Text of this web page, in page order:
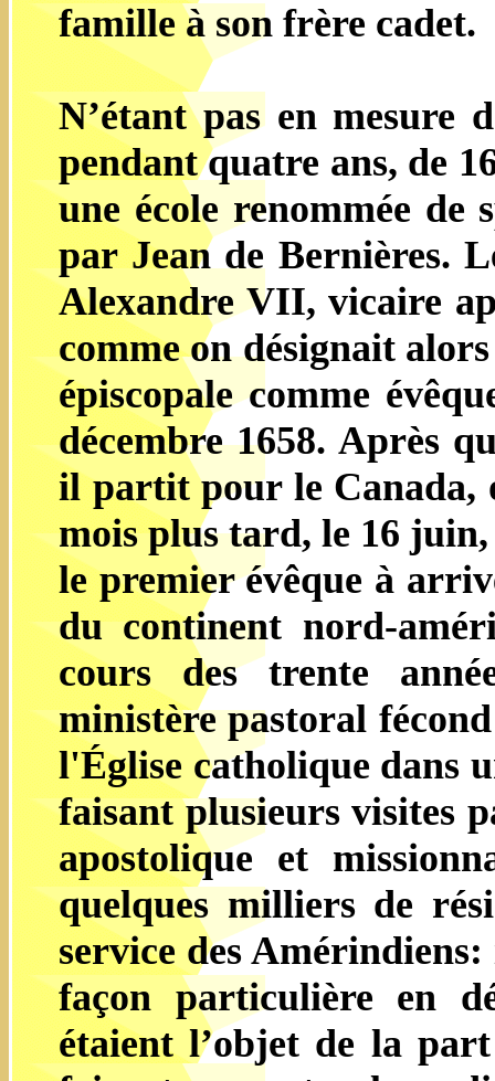
famille à son frère cadet.
N’étant pas en
pendant quatre ans, de
une école renommée
par Jean de Bernières.
Alexandre VII, vicaire
comme on désignait
épiscopale comme
décembre 1658. Après
il partit pour le Canada,
mois plus tard, le 16
le premier évêque à
du continent nord-
cours des trente
ministère pastoral
l'Église catholique dans
faisant plusieurs visites
apostolique et
quelques milliers de
service des Amérindiens:
façon particulière en
étaient l’objet de la